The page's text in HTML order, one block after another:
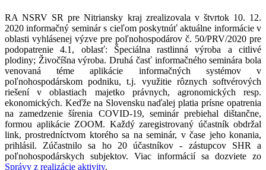
RA NSRV SR pre Nitriansky kraj zrealizovala v štvrtok 10. 12.
2020 informačný seminár s cieľom poskytnúť aktuálne informácie v
oblasti vyhlásenej výzve pre poľnohospodárov č. 50/PRV/2020 pre
podopatrenie 4.1, oblasť: Špeciálna rastlinná výroba a citlivé
plodiny; Živočíšna výroba. Druhá časť informačného seminára bola
venovaná téme aplikácie informačných systémov v
poľnohospodárskom podniku, t.j. využitie rôznych softvérových
riešení v oblastiach majetko právnych, agronomických resp.
ekonomických. Keďže na Slovensku naďalej platia prísne opatrenia
na zamedzenie šírenia COVID-19, seminár prebiehal dištančne,
formou aplikácie ZOOM. Každý zaregistrovaný účastník obdržal
link, prostredníctvom ktorého sa na seminár, v čase jeho konania,
prihlásil. Zúčastnilo sa ho 20 účastníkov - zástupcov SHR a
poľnohospodárskych subjektov. Viac informácií sa dozviete zo
Správy z realizácie aktivity.